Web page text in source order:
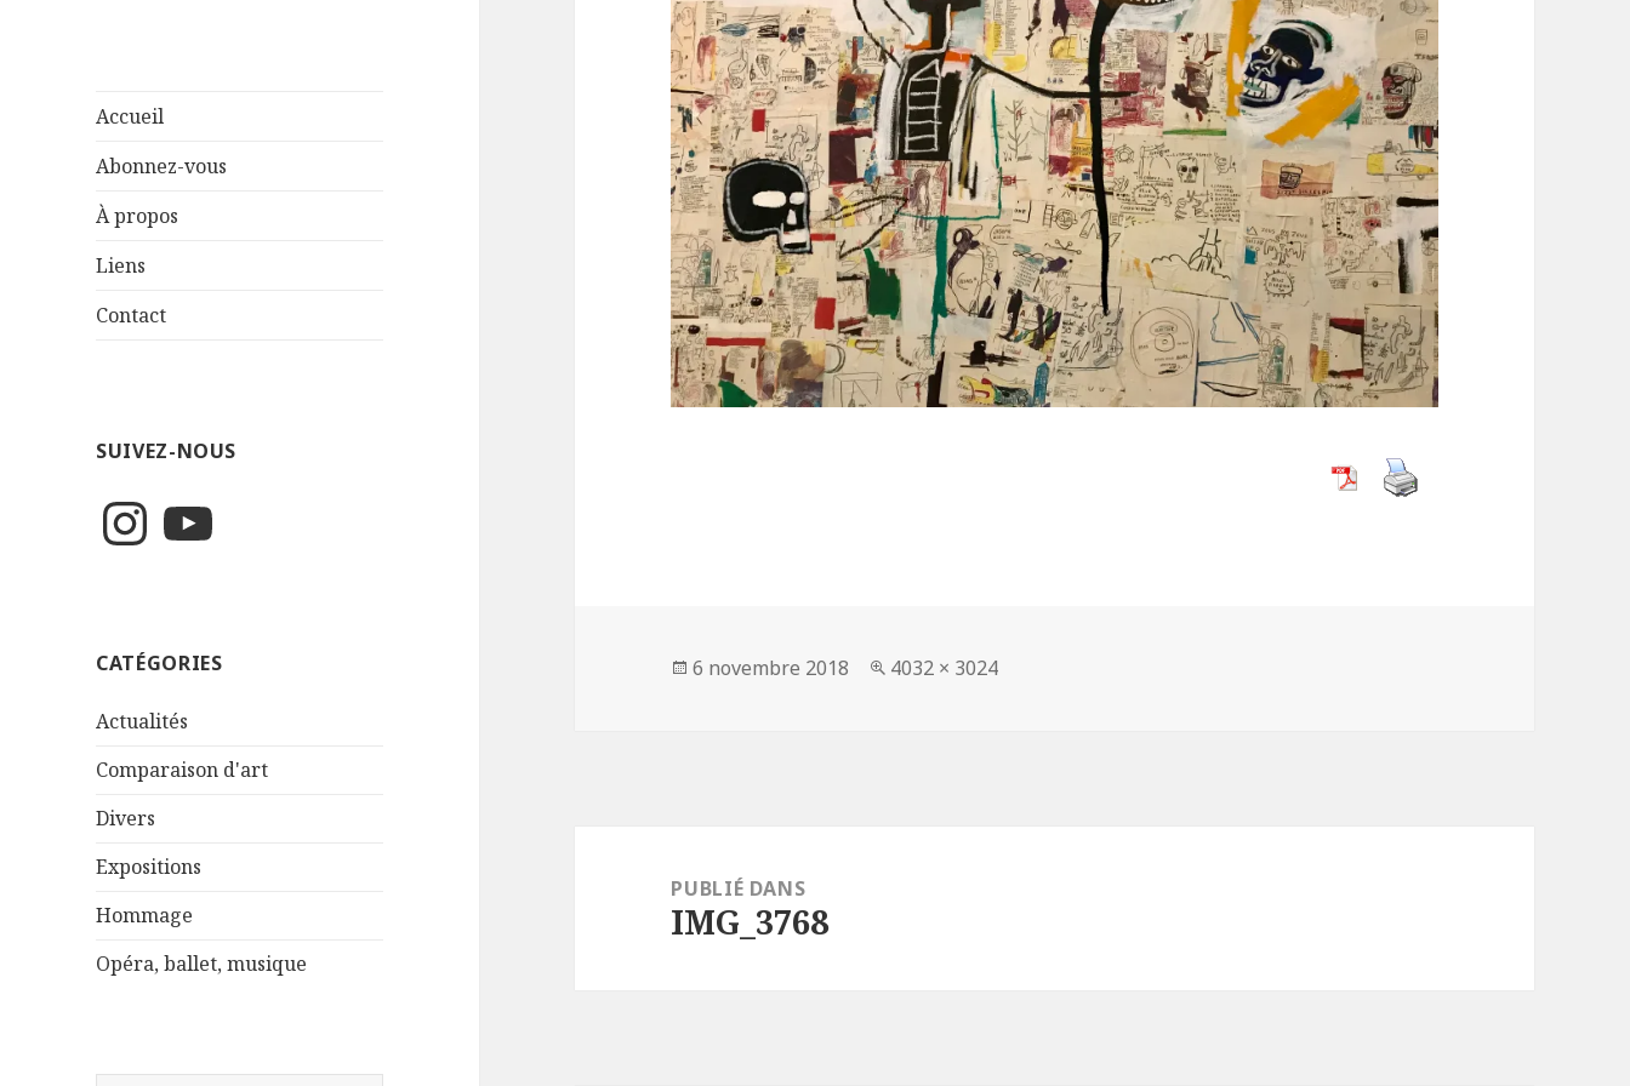
Accueil
Abonnez-vous
À propos
Liens
Contact
SUIVEZ-NOUS
InstagramYouTube
CATÉGORIES
Actualités
Comparaison d'art
Divers
Expositions
Hommage
Opéra, ballet, musique
Publié
6 novembre 2018
Taille
4032 × 3024
l’article
PUBLIÉ DANS
IMG_3768